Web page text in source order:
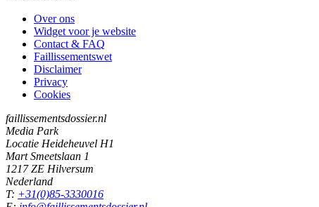
Over ons
Widget voor je website
Contact & FAQ
Faillissementswet
Disclaimer
Privacy
Cookies
faillissementsdossier.nl
Media Park
Locatie Heideheuvel H1
Mart Smeetslaan 1
1217 ZE Hilversum
Nederland
T: +31(0)85-3330016